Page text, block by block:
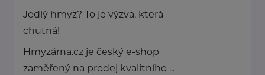
Jedlý hmyz? To je výzva, která
chutná!
Hmyzárna.cz je český e-shop
zaměřený na prodej kvalitního ...